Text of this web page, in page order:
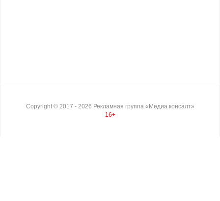
Copyright © 2017 - 2026 Рекламная группа «Медиа консалт»
16+